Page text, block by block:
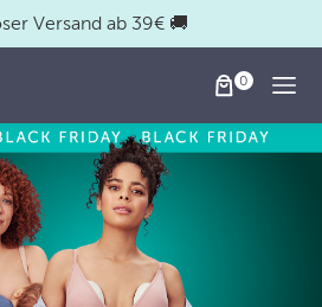
Versand ab 39€ 🚚